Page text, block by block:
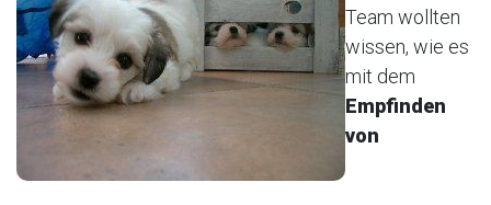
Team wollten
wissen, wie es
mit dem
Empfinden
von